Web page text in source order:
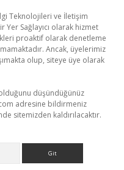
Teknolojileri ve İletişim
Yer Sağlayıcı olarak hizmet
proaktif olarak denetleme
Ancak, üyelerimiz
olup, siteye üye olarak
düşündüğünüz
adresine bildirmeniz
sitemizden kaldırılacaktır.